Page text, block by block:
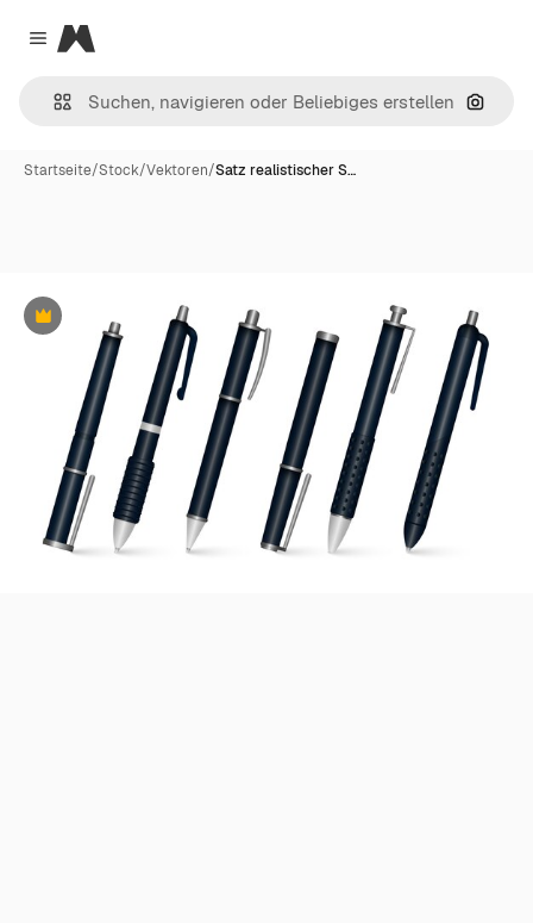
Close menu
Magnific
Nach
Startseite/Stock/Vektoren/Satz realistischer S…
Premium